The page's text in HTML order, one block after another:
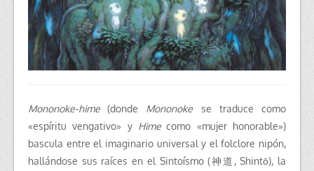
Mononoke-hime(donde Mononoke se traduce como
«espíritu vengativo» y Himecomo «mujer honorable»)
bascula entre el imaginario universal y el folclore nipón,
hallándose sus raíces en el Sintoísmo (神道, Shintō), la